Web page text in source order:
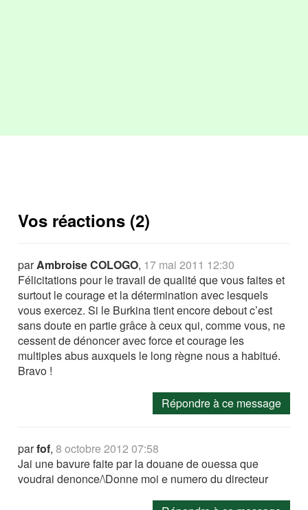
Vos réactions (2)
parAmbroise COLOGO, 17 mai 2011 12:30
Félicitations pour le travail de qualité que vous faites et
surtout le courage et la détermination avec lesquels
vous exercez. Si le Burkina tient encore debout c’est
sans doute en partie grâce à ceux qui, comme vous, ne
cessent de dénoncer avec force et courage les
multiples abus auxquels le long règne nous a habitué.
Bravo !
Répondre à ce message
parfof,8 octobre 2012 07:58
Jai une bavure faite par la douane de ouessa que
voudrai denonce/\Donne moi e numero du directeur